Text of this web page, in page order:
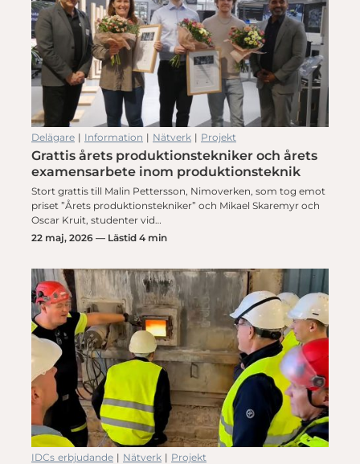
Delägare | Information | Nätverk | Projekt
Grattis årets produktionstekniker och årets
examensarbete inom produktionsteknik
Stort grattis till Malin Pettersson, Nimoverken, som tog emot
priset ”Årets produktionstekniker” och Mikael Skaremyr och
Oscar Kruit, studenter vid…
22 maj, 2026 — Lästid 4 min
IDCs erbjudande | Nätverk | Projekt